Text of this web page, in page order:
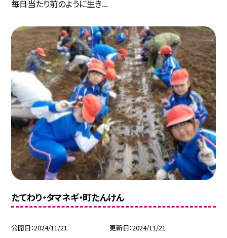
毎日当たり前のように生き...
たてわり・タマネギ・町たんけん
公開日 2024/11/21 更新日 2024/11/21